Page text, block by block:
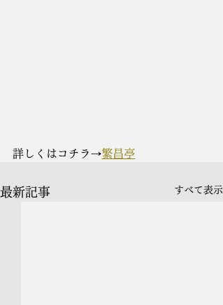
詳しくはコチラ→繁昌亭
最新記事 すべて表示